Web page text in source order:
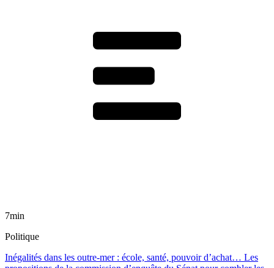
7min
Politique
Inégalités dans les outre-mer : école, santé, pouvoir d’achat… Les